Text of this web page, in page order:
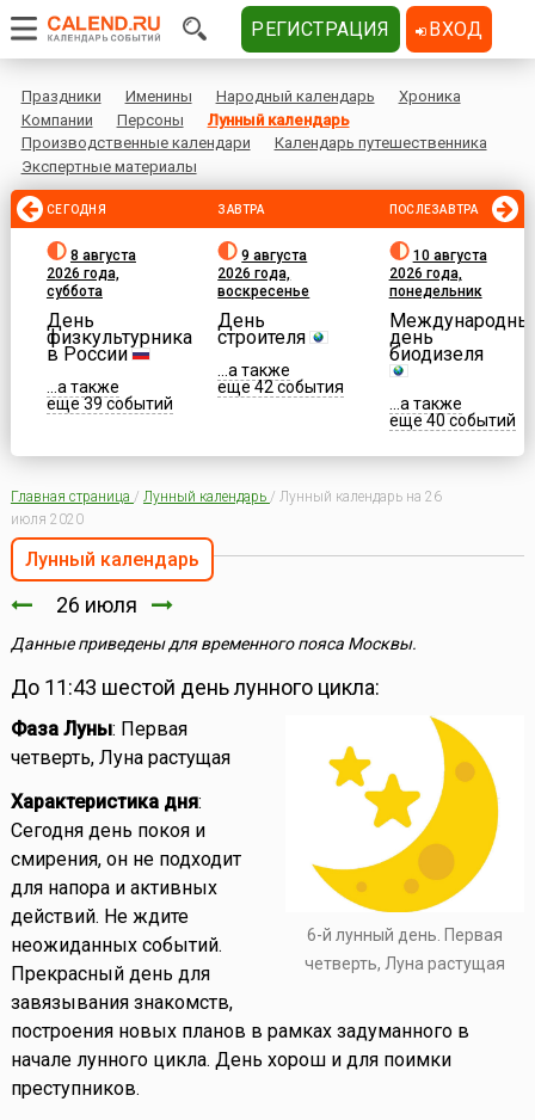
Праздники Именины Народный календарь
Хроника
Компании
Персоны
Лунный календарь
Производственные календари
Календарь путешественника
Экспертные материалы
СЕГОДНЯ
8 августа
2026 года,
суббота
День
физкультурника
в России
...а также
еще 39 событий
ЗАВТРА
9 августа
2026 года,
воскресенье
День
строителя
...а также
еще 42 события
ПОСЛЕЗАВТРА
10 августа
2026 года,
понедельник
день
биодизеля
...а также
еще 40 событий
Главная страница / Лунный календарь / Лунный календарь на 26
июля 2020
Лунный календарь
26 июля
Данные приведены для временного пояса Москвы.
До 11:43 шестой день лунного цикла:
6-й лунный день. Первая
четверть, Луна растущая
Фаза Луны: Первая
четверть, Луна растущая
Характеристика дня:
Сегодня день покоя и
смирения, он не подходит
для напора и активных
действий. Не ждите
неожиданных событий.
Прекрасный день для
завязывания знакомств,
построения новых планов в рамках задуманного в
начале лунного цикла. День хорош и для поимки
преступников.
РЕГИСТРАЦИЯ ВХОД